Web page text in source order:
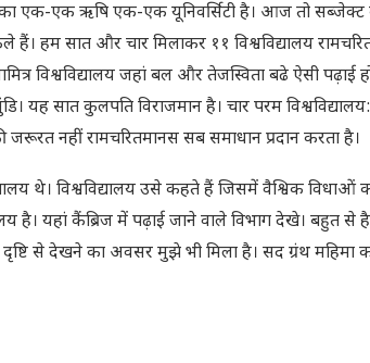
का एक-एक ऋषि एक-एक यूनिवर्सिटी है। आज तो
हम सात और चार मिलाकर ११ विश्वविद्यालय
विश्वविद्यालय जहां बल और तेजस्विता बढे ऐसी पढ़ाई
यह सात कुलपति विराजमान है। चार परम
जरूरत नहीं रामचरितमानस सब समाधान प्रदान करता है।
थे। विश्वविद्यालय उसे कहते हैं जिसमें वैश्विक विधाओं
है। यहां कैंब्रिज में पढ़ाई जाने वाले विभाग देखे। बहुत
से देखने का अवसर मुझे भी मिला है। सद ग्रंथ महिमा